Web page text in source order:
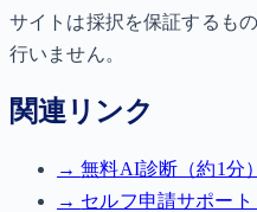
サイトは採択を保証するも
行いません。
関連リンク
→無料AI診断（約1分）
→ セルフ申請サポート